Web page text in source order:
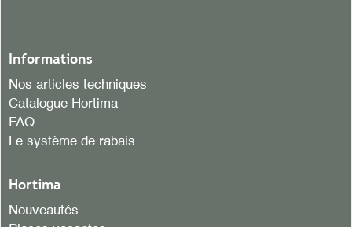
Informations
Nos articles techniques
Catalogue Hortima
FAQ
Le système de rabais
Hortima
Nouveautés